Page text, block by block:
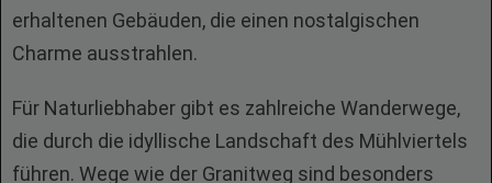
erhaltenen Gebäuden, die einen nostalgischen
Charme ausstrahlen.
Für Naturliebhaber gibt es zahlreiche Wanderwege,
die durch die idyllische Landschaft des Mühlviertels
führen. Wege wie der Granitweg sind besonders